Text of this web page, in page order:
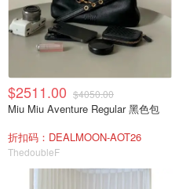
$2511.00 $4050.00
Miu Miu Aventure Regular 黑色包
折扣码：DEALMOON-AOT26
ThedoubleF